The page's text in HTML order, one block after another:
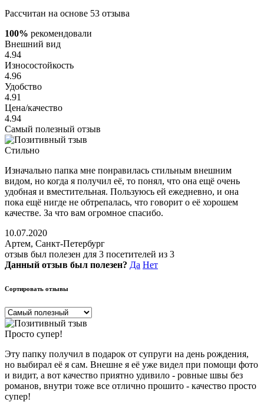
Рассчитан на основе 53 отзыва
100% рекомендовали
Внешний вид
4.94
Износостойкость
4.96
Удобство
4.91
Цена/качество
4.94
Самый полезный отзыв
Стильно
Изначально папка мне понравилась стильным внешним
видом, но когда я получил её, то понял, что она ещё очень
удобная и вместительная. Пользуюсь ей ежедневно, и она
пока ещё нигде не обтрепалась, что говорит о её хорошем
качестве. За что вам огромное спасибо.
10.07.2020
Артем, Санкт-Петербург
отзыв был полезен для 3 посетителей из 3
Данный отзыв был полезен? Да Нет
Сортировать отзывы
Просто супер!
Эту папку получил в подарок от супруги на день рождения,
но выбирал её я сам. Внешне я её уже видел при помощи фото
и видит, а вот качество приятно удивило - ровные швы без
романов, внутри тоже все отлично прошито - качество просто
супер!